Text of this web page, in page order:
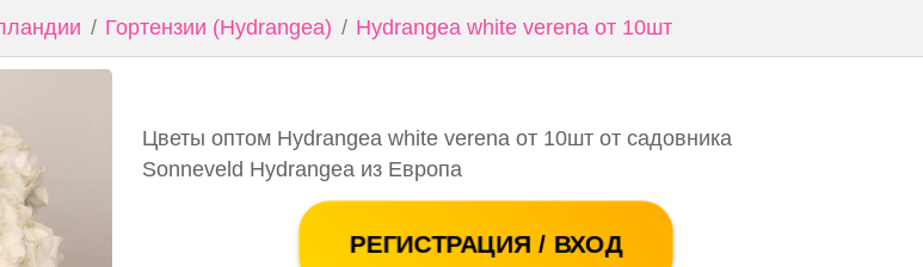
Гортензии (Hydrangea) Hydrangea white verena от 10шт
Цветы оптом Hydrangea white verena от 10шт от садовника
Sonneveld Hydrangea из Европа
РЕГИСТРАЦИЯ / ВХОД